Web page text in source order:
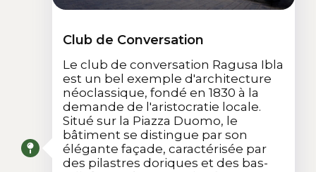
Club de Conversation
Le club de conversation Ragusa Ibla
est un bel exemple d'architecture
néoclassique, fondé en 1830 à la
demande de l'aristocratie locale.
Situé sur la Piazza Duomo, le
bâtiment se distingue par son
élégante façade, caractérisée par
des pilastres doriques et des bas-